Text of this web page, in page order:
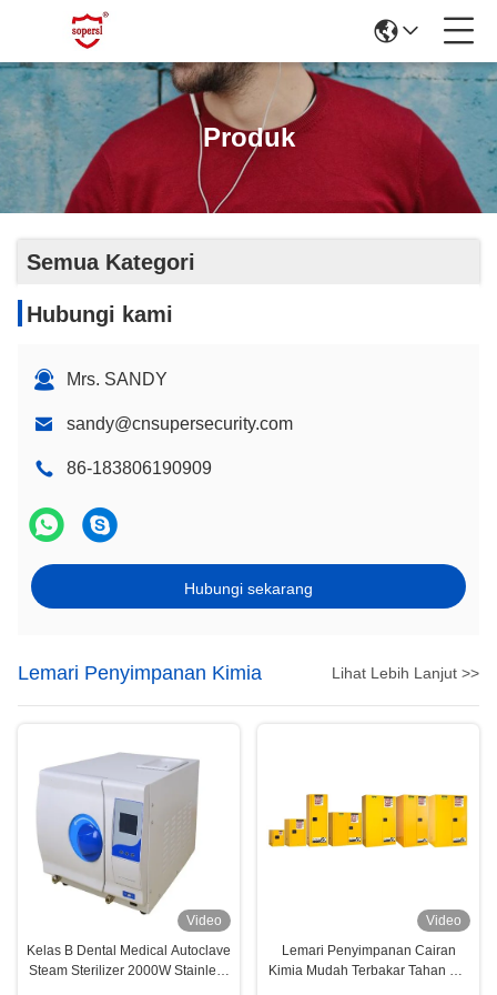
Produk
Semua Kategori
Hubungi kami
Mrs. SANDY
sandy@cnsupersecurity.com
86-183806190909
Hubungi sekarang
Lemari Penyimpanan Kimia Lihat Lebih Lanjut >>
Video
Kelas B Dental Medical Autoclave
Steam Sterilizer 2000W Stainless
Video
Lemari Penyimpanan Cairan
Kimia Mudah Terbakar Tahan Api